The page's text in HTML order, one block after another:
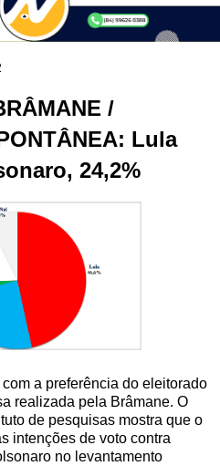
/
Lula
24,2%
a preferência do eleitorado
realizada pela Brâmane. O
de pesquisas mostra que o
intenções de voto contra
no levantamento